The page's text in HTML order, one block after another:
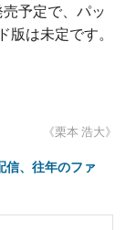
予定で、パッ
は未定です。
《栗本 浩大》
信、往年のファ